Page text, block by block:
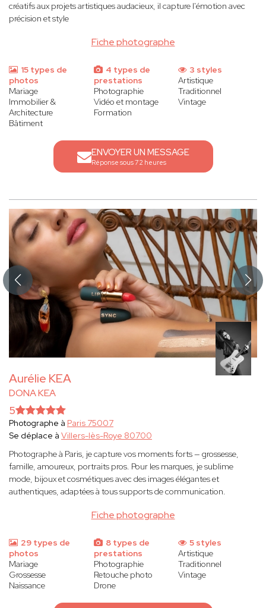
Fiche photographe
créatifs aux projets artistiques audacieux, il capture l'émotion avec
précision et style
15 types de
photos
Mariage
Immobilier &
Architecture
Bâtiment
4 types de
prestations
Photographie
Vidéo et montage
Formation
3 styles
Artistique
Traditionnel
Vintage
ENVOYER UN MESSAGE
Réponse sous 72 heures
Aurélie KEA
DONA KEA
Fiche photographe
5
Photographe à Paris 75007
Se déplace à Villers-lès-Roye 80700
Photographe à Paris, je capture vos moments forts — grossesse,
famille, amoureux, portraits pros. Pour les marques, je sublime
mode, bijoux et cosmétiques avec des images élégantes et
authentiques, adaptées à tous supports de communication.
29 types de
photos
Mariage
Grossesse
Naissance
8 types de
prestations
Photographie
Retouche photo
Drone
5 styles
Artistique
Traditionnel
Vintage